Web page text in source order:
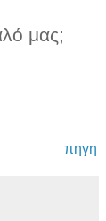
μας;
πηγη